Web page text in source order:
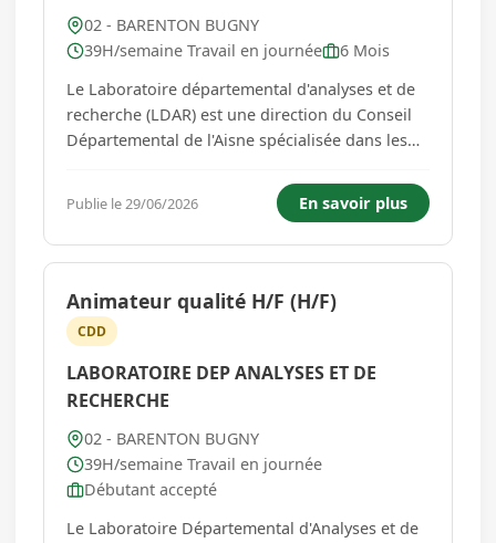
02 - BARENTON BUGNY
39H/semaine Travail en journée
6 Mois
Le Laboratoire départemental d'analyses et de
recherche (LDAR) est une direction du Conseil
Départemental de l'Aisne spécialisée dans les
responsable du Département Administration
Des Ventes, vous assurere...
Publie le 29/06/2026 En savoir plus
Animateur qualité H/F (H/F)
CDD
LABORATOIRE DEP ANALYSES ET DE
RECHERCHE
02 - BARENTON BUGNY
39H/semaine Travail en journée
Débutant accepté
Le Laboratoire Départemental d'Analyses et de